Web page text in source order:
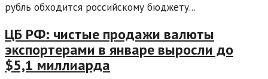
рубль обходится российскому бюджету...
ЦБ РФ: чистые продажи валюты
экспортерами в январе выросли до
$5,1 миллиарда